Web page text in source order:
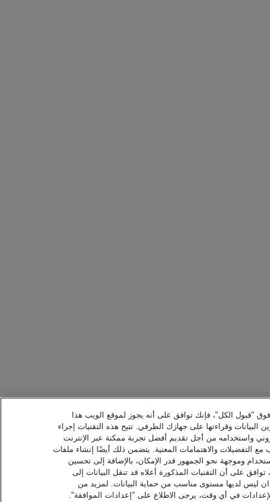
فوق "قبول الكل"، فإنك توافق على أنه يجوز لموقع الويب هذا
البيانات وقراءتها على جهازك الطرفي. تتيح هذه التقنيات إجراء
واستخدامه من أجل تقديم أفضل تجربة ممكنة عبر الإنترنت
التفضيلات والاهتمامات المعنية. يتضمن ذلك أيضًا إنشاء ملفات
وموجهة نحو الجمهور قدر الإمكان، بالإضافة إلى تحسين
على أن التقنيات المذكورة أعلاه قد تنقل البيانات إلى
ليس لديها مستوى مناسب من حماية البيانات. لمزيد من
في أي وقت، يرجى الاطلاع على "إعدادات الموافقة".